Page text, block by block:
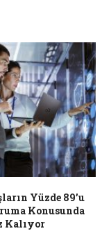
Yüzde 89’u
Konusunda
Kalıyor